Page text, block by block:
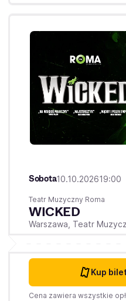
Sobota10.10.202619:00
Teatr Muzyczny Roma
WICKED
Warszawa, Teatr
Kup
Cena zawiera wszystkie